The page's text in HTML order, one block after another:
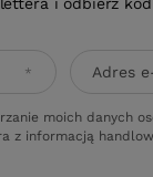
Adres
moich danych
z informacją